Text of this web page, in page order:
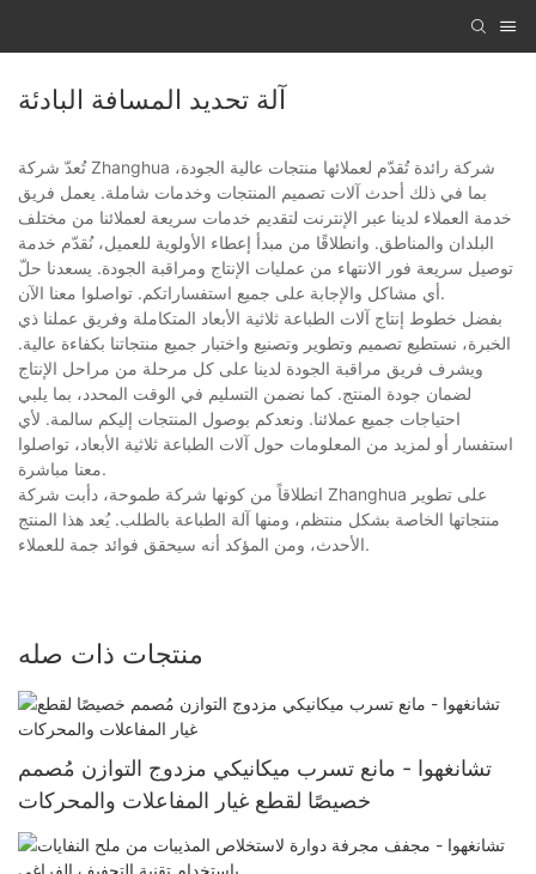
آلة تحديد المسافة البادئة
تُعدّ شركة Zhanghua شركة رائدة تُقدّم لعملائها منتجات عالية الجودة،
بما في ذلك أحدث آلات تصميم المنتجات وخدمات شاملة. يعمل فريق
خدمة العملاء لدينا عبر الإنترنت لتقديم خدمات سريعة لعملائنا من مختلف
البلدان والمناطق. وانطلاقًا من مبدأ إعطاء الأولوية للعميل، نُقدّم خدمة
توصيل سريعة فور الانتهاء من عمليات الإنتاج ومراقبة الجودة. يسعدنا حلّ
أي مشاكل والإجابة على جميع استفساراتكم. تواصلوا معنا الآن.
بفضل خطوط إنتاج آلات الطباعة ثلاثية الأبعاد المتكاملة وفريق عملنا ذي
الخبرة، نستطيع تصميم وتطوير وتصنيع واختبار جميع منتجاتنا بكفاءة عالية.
ويشرف فريق مراقبة الجودة لدينا على كل مرحلة من مراحل الإنتاج
لضمان جودة المنتج. كما نضمن التسليم في الوقت المحدد، بما يلبي
احتياجات جميع عملائنا. ونعدكم بوصول المنتجات إليكم سالمة. لأي
استفسار أو لمزيد من المعلومات حول آلات الطباعة ثلاثية الأبعاد، تواصلوا
معنا مباشرة.
انطلاقاً من كونها شركة طموحة، دأبت شركة Zhanghua على تطوير
منتجاتها الخاصة بشكل منتظم، ومنها آلة الطباعة بالطلب. يُعد هذا المنتج
الأحدث، ومن المؤكد أنه سيحقق فوائد جمة للعملاء.
منتجات ذات صله
تشانغهوا - مانع تسرب ميكانيكي مزدوج التوازن مُصمم
خصيصًا لقطع غيار المفاعلات والمحركات